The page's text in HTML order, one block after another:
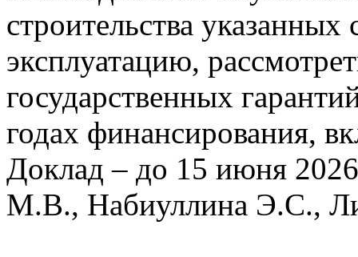
строительства
эксплуатацию,
государственных
годах финансирования,
Доклад – до 15 июня
М.В., Набиуллина Э.С.,